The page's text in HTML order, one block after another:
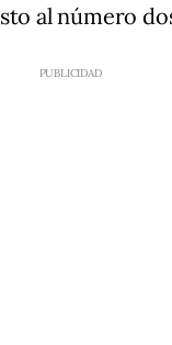
al número